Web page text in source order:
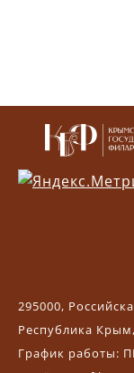
295000,
Республика
График работы: